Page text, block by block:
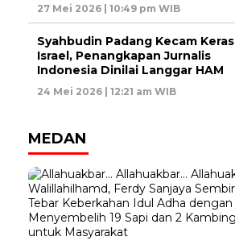
27 Mei 2026 | 10:49 pm WIB
Syahbudin Padang Kecam Keras
Israel, Penangkapan Jurnalis
Indonesia Dinilai Langgar HAM
24 Mei 2026 | 12:21 am WIB
MEDAN